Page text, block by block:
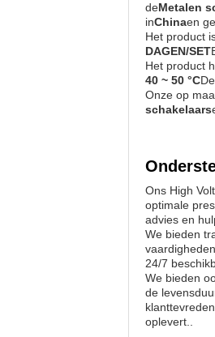
deMetalen
inChinaen
Het product
DAGEN/SET
Het product
40 ~ 50 °C
Onze op
schakelaars
Ons High
optimale
advies en
We bieden
24/7
We bieden
de
oplevert..